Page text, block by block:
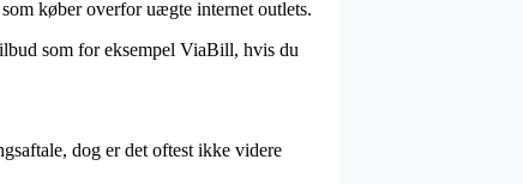
køber overfor uægte internet outlets.
som for eksempel ViaBill, hvis du
dog er det oftest ikke videre